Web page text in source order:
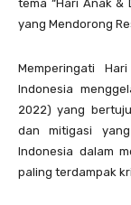
tema “Hari Anak &
yang Mendorong
Memperingati
Indonesia
2022) yang
dan mitigasi
Indonesia dalam
paling terdampak